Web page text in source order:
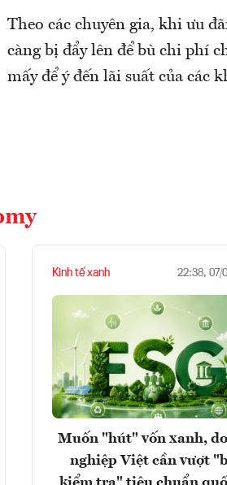
Theo các chuyên gia, khi ưu
càng bị đẩy lên để bù chi phí
mấy để ý đến lãi suất của các
Kinh tế xanh 22:38, 07/
Muốn "hút" vốn xanh,
nghiệp Việt cần vượt